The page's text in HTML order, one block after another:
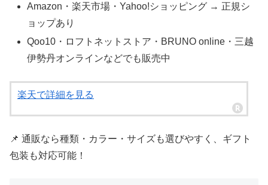
Amazon・楽天市場・Yahoo!ショッピング → 正規シ
ョップあり
Qoo10・ロフトネットストア・BRUNO online・三越
伊勢丹オンラインなどでも販売中
楽天で詳細を見る
📌 通販なら種類・カラー・サイズも選びやすく、ギフト
包装も対応可能！